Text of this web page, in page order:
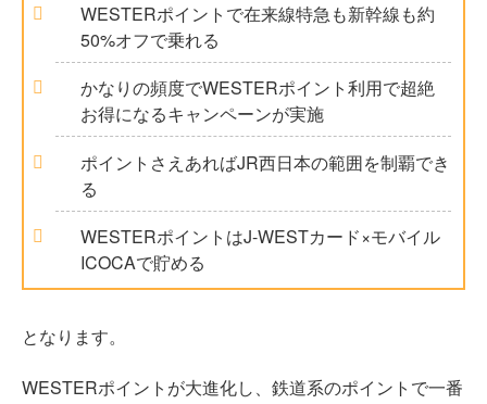
WESTERポイントで在来線特急も新幹線も約
50%オフで乗れる
かなりの頻度でWESTERポイント利用で超絶
お得になるキャンペーンが実施
ポイントさえあればJR西日本の範囲を制覇でき
る
WESTERポイントはJ-WESTカード×モバイル
ICOCAで貯める
となります。
WESTERポイントが大進化し、鉄道系のポイントで一番